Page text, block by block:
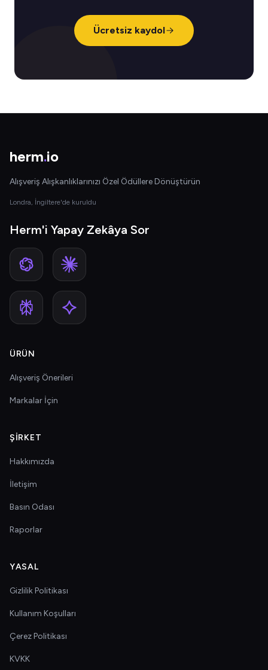
Ücretsiz kaydol
herm.io
Alışveriş Alışkanlıklarınızı Özel Ödüllere Dönüştürün
Londra, İngiltere'de kuruldu
Herm'i Yapay Zekâya Sor
ÜRÜN
Alışveriş Önerileri
Markalar İçin
ŞIRKET
Hakkımızda
İletişim
Basın Odası
Raporlar
YASAL
Gizlilik Politikası
Kullanım Koşulları
Çerez Politikası
KVKK